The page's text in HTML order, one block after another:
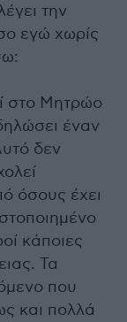
την
εγώ χωρίς
στο Μητρώο
έναν
δεν
όσους έχει
κάποιες
Τα
που
και πολλά